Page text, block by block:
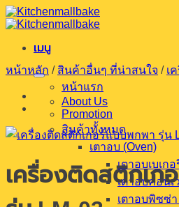
ข้าม
ไป
เนื้อหา
เมนู
หน้าแรก
About Us
Promotion
สินค้าทั้งหมด
เตาอบ (Oven)
เตาอบเบเก
เตาอบคอนเ
เตาอบพิซซ่า
หน้าหลัก / สินค้าอื่นๆ ที่น่าสนใจ / เ
เครื่องติดสติกเก